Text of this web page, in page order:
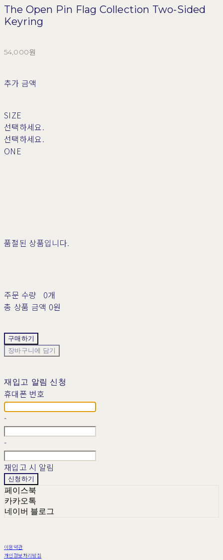
The Open Pin Flag Collection Two-Sided
Keyring
54,000원
추가 금액
SIZE
선택하세요.
선택하세요.
ONE
품절된 상품입니다.
주문 수량
0개
총 상품 금액 0원
구매하기
장바구니에 담기
재입고 알림 신청
휴대폰 번호
-
-
재입고 시 알림
신청하기
페이스북
카카오톡
네이버 블로그
이용약관
개인정보처리방침